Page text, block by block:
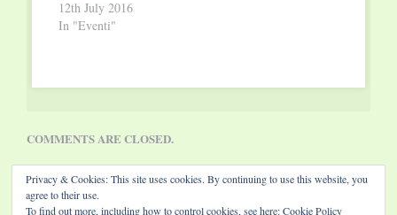
messa in scena, curata
da Dagmar
12th July 2016
In "Eventi"
COMMENTS ARE CLOSED.
Privacy & Cookies: This site uses cookies. By continuing to use this website, you
agree to their use.
To find out more, including how to control cookies, see here:Cookie Policy